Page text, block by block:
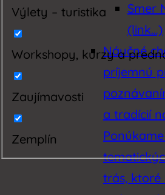
Výlety – turistika
Workshopy, kurzy a
Zaujímavosti
Zemplín
Smer
(link…)
Náučné
príjemnú
a tradícií
trás, ktoré